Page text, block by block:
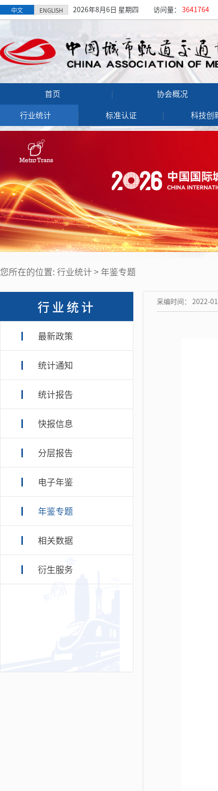
中文 ENGLISH 2026年8月6日 星期四 访问量： 3641764
首页 协会概况
行业统计 标准认证 科技创
您所在的位置: 行业统计 > 年鉴专题
行业统计
最新政策
统计通知
统计报告
快报信息
分层报告
电子年鉴
年鉴专题
相关数据
衍生服务
采编时间： 2022-